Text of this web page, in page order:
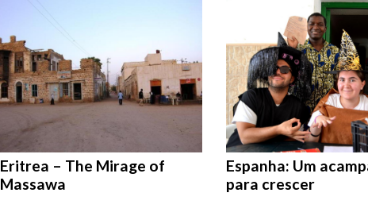
Eritrea – The Mirage of
Massawa
Espanha: Um
para crescer